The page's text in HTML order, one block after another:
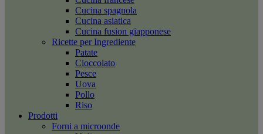
Cucina spagnola
Cucina asiatica
Cucina fusion giapponese
Ricette per Ingrediente
Patate
Cioccolato
Pesce
Uova
Pollo
Riso
Prodotti
Forni a microonde